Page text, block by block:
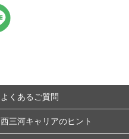
よくあるご質問
西三河キャリアのヒント